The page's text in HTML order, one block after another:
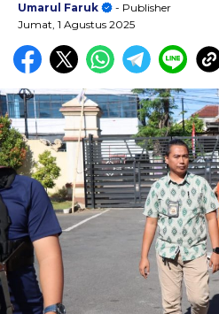
Umarul Faruk
- Publisher
Jumat, 1 Agustus 2025